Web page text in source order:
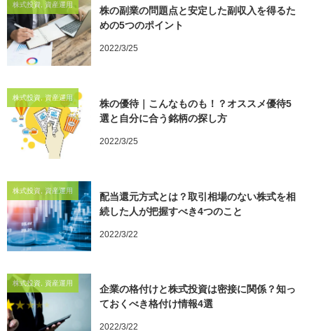
株式投資, 資産運用
株の副業の問題点と安定した副収入を得るた
めの5つのポイント
2022/3/25
株式投資, 資産運用
株の優待｜こんなものも！？オススメ優待5
選と自分に合う銘柄の探し方
2022/3/25
株式投資, 資産運用
配当還元方式とは？取引相場のない株式を相
続した人が把握すべき4つのこと
2022/3/22
株式投資, 資産運用
企業の格付けと株式投資は密接に関係？知っ
ておくべき格付け情報4選
2022/3/22